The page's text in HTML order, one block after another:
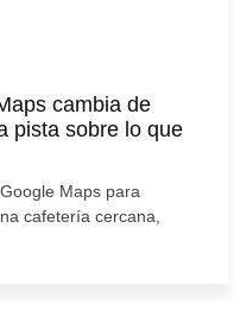
cambia de
pista sobre lo que
Maps para
cafetería cercana,